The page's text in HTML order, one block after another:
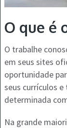
O que é
O trabalhe
em seus sites
oportunidade
seus currículos
determinada
Na grande